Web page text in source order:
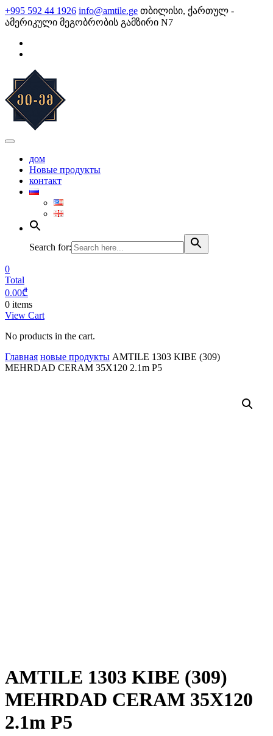
Skip
to
content
+995 592 44 1926 info@amtile.ge თბილისი, ქართულ -
ამერიკული მეგობრობის გამზირი N7
дом
Новые продукты
контакт
Search for:
0
Total
0.00₾
0 items
View Cart
No products in the cart.
Главная новые продукты AMTILE 1303 KIBE (309)
MEHRDAD CERAM 35X120 2.1m P5
AMTILE 1303 KIBE (309)
MEHRDAD CERAM 35X120
2.1m P5